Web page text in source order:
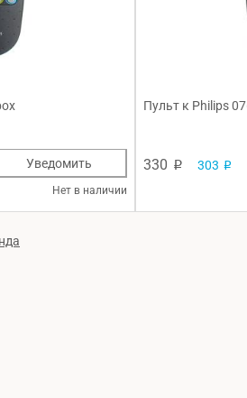
Нет в наличии
Уведомить
Пульт к Philips
330 p 303 p